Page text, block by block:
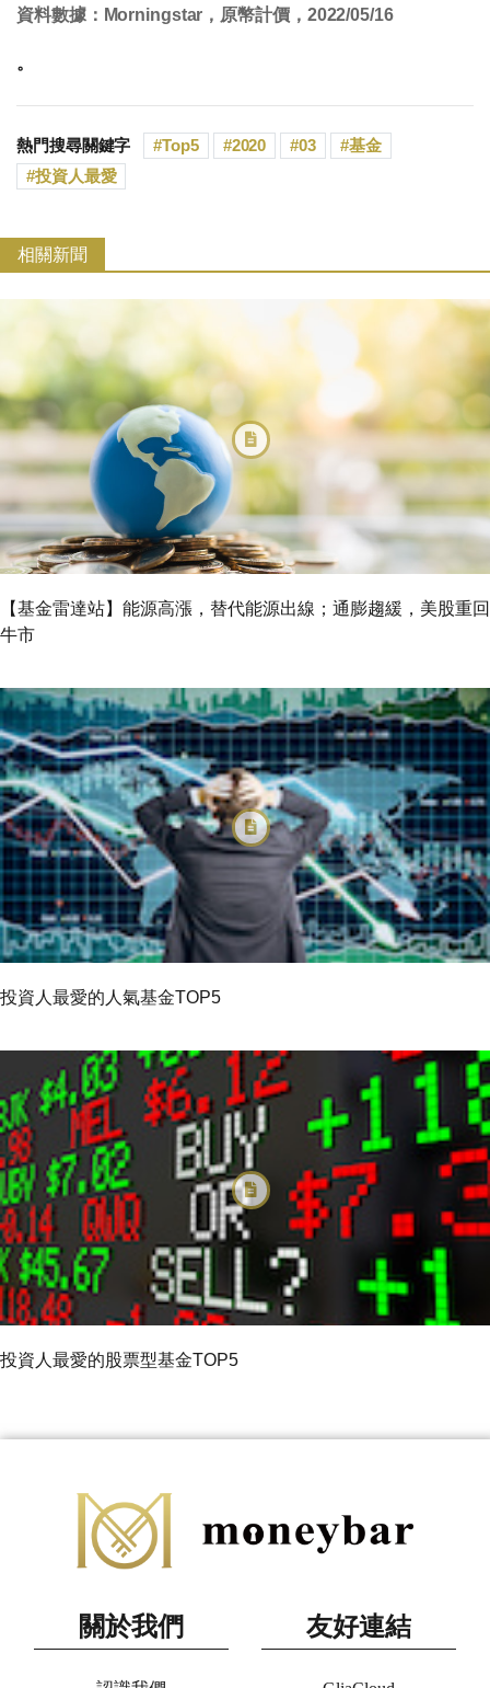
資料數據：Morningstar，原幣計價，2022/05/16
。
熱門搜尋關鍵字 Top5 2020 03
基金
投資人最愛
相關新聞
【基金雷達站】能源高漲，替代能源出線；通膨趨緩，美股重回
牛市
投資人最愛的人氣基金TOP5
投資人最愛的股票型基金TOP5
關於我們 友好連結